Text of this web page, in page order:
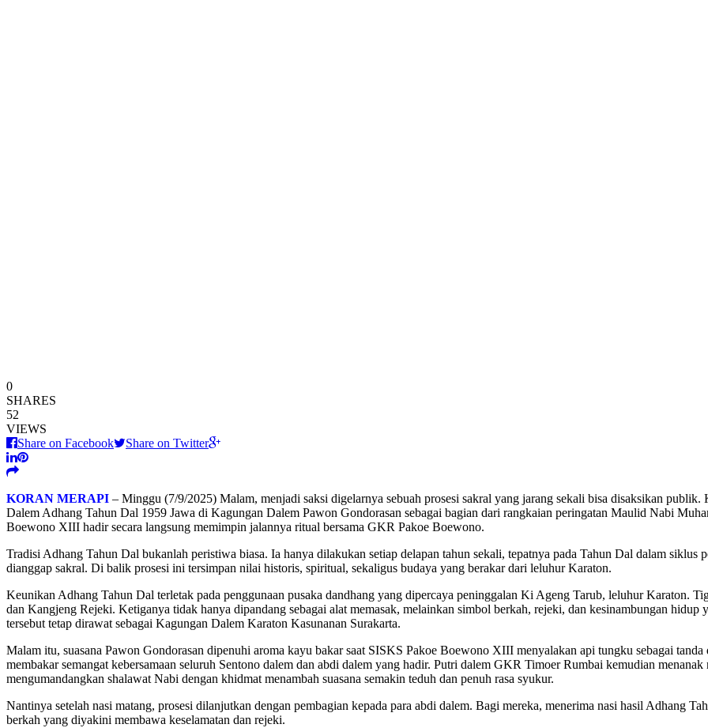
0
SHARES
52
VIEWS
Share on Facebook
Share on Twitter
KORAN MERAPI – Minggu (7/9/2025) Malam, menjadi saksi digelarnya sebuah prosesi sakral yang jarang sekali bisa disaksikan
Dalem Adhang Tahun Dal 1959 Jawa di Kagungan Dalem Pawon Gondorasan sebagai bagian dari rangkaian peringatan Maulid Nabi
Boewono XIII hadir secara langsung memimpin jalannya ritual bersama GKR Pakoe Boewono.
Tradisi Adhang Tahun Dal bukanlah peristiwa biasa. Ia hanya dilakukan setiap delapan tahun sekali, tepatnya pada Tahun Dal dalam siklus
dianggap sakral. Di balik prosesi ini tersimpan nilai historis, spiritual, sekaligus budaya yang berakar dari leluhur Karaton.
Keunikan Adhang Tahun Dal terletak pada penggunaan pusaka dandhang yang dipercaya peninggalan Ki Ageng Tarub, leluhur Karaton.
dan Kangjeng Rejeki. Ketiganya tidak hanya dipandang sebagai alat memasak, melainkan simbol berkah, rejeki, dan kesinambungan
tersebut tetap dirawat sebagai Kagungan Dalem Karaton Kasunanan Surakarta.
Malam itu, suasana Pawon Gondorasan dipenuhi aroma kayu bakar saat SISKS Pakoe Boewono XIII menyalakan api tungku sebagai
membakar semangat kebersamaan seluruh Sentono dalem dan abdi dalem yang hadir. Putri dalem GKR Timoer Rumbai kemudian
mengumandangkan shalawat Nabi dengan khidmat menambah suasana semakin teduh dan penuh rasa syukur.
Nantinya setelah nasi matang, prosesi dilanjutkan dengan pembagian kepada para abdi dalem. Bagi mereka, menerima nasi hasil Adhang
berkah yang diyakini membawa keselamatan dan rejeki.